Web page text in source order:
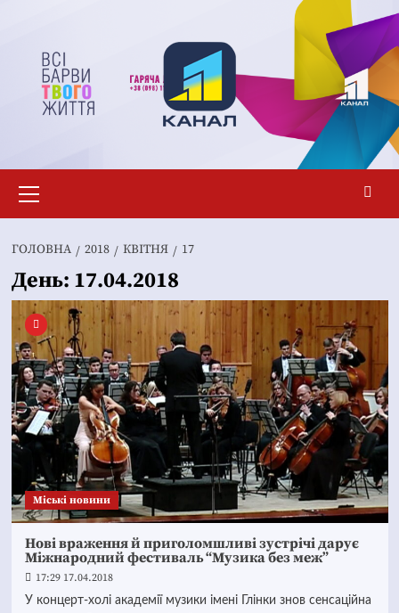
вмісту
меню
ГОЛОВНА 2018 КВІТНЯ 17
День: 17.04.2018
Mіські новини
Нові враження й приголомшливі зустрічі дарує
Міжнародний фестиваль “Музика без меж”
17:29 17.04.2018
У концерт-холі академії музики імені Глінки знов сенсаційна